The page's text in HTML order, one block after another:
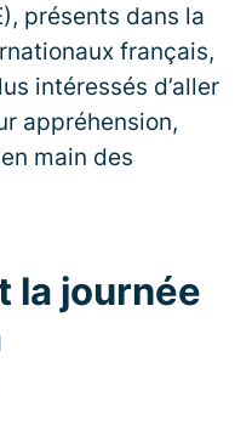
présents dans la
français,
intéressés d’aller
appréhension,
main des
la journée